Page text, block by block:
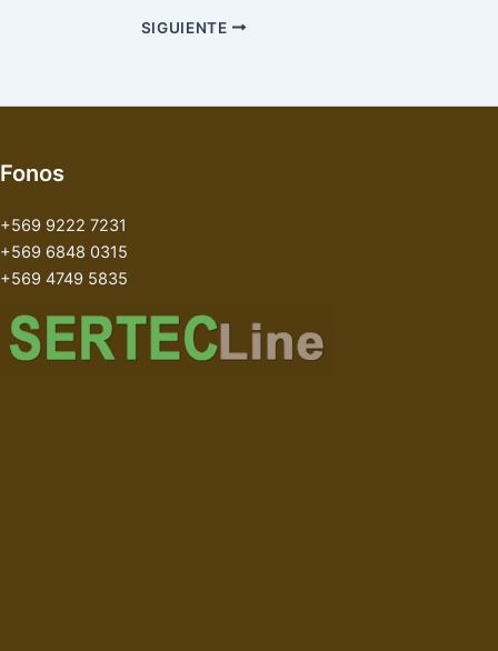
SIGUIENTE
Fonos
+569 9222 7231
+569 6848 0315
+569 4749 5835